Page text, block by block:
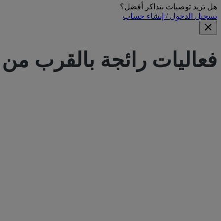
هل تريد توصيات بتذاكر أفضل؟
تسجيل الدخول / إنشاء حساب
فعاليات رائجة بالقرب من